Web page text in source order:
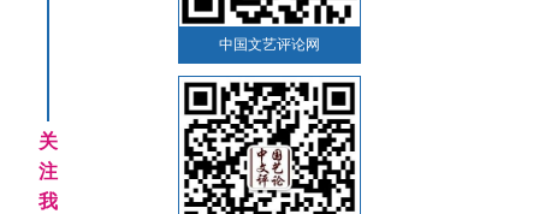
关
注
我
中国文艺评论网